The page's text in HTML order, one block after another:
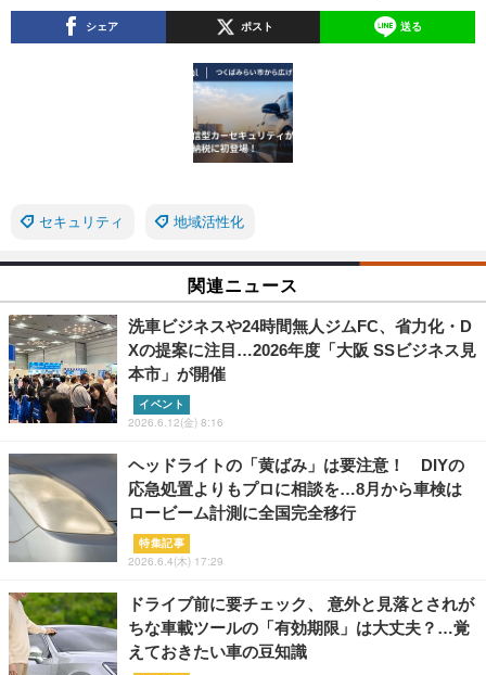
シェア ポスト 送る
セキュリティ 地域活性化
関連ニュース
洗車ビジネスや24時間無人ジムFC、省力化・D
Xの提案に注目…2026年度「大阪 SSビジネス見
本市」が開催
イベント
2026.6.12(金) 8:16
ヘッドライトの「黄ばみ」は要注意！ DIYの
応急処置よりもプロに相談を…8月から車検は
ロービーム計測に全国完全移行
特集記事
2026.6.4(木) 17:29
ドライブ前に要チェック、 意外と見落とされが
ちな車載ツールの「有効期限」は大丈夫？…覚
えておきたい車の豆知識